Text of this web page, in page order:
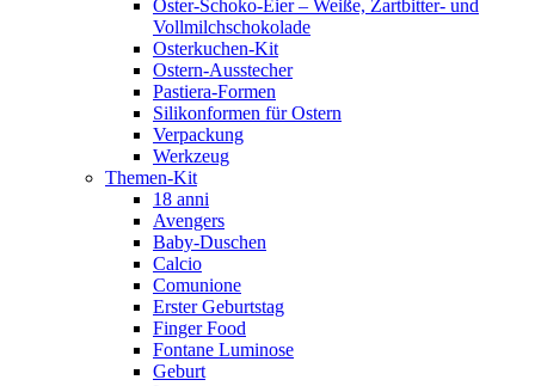
Oster-Schoko-Eier – Weiße, Zartbitter- und
Vollmilchschokolade
Osterkuchen-Kit
Ostern-Ausstecher
Pastiera-Formen
Silikonformen für Ostern
Verpackung
Werkzeug
Themen-Kit
18 anni
Avengers
Baby-Duschen
Calcio
Comunione
Erster Geburtstag
Finger Food
Fontane Luminose
Geburt